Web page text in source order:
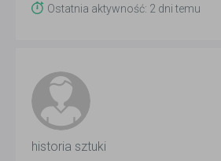
Ostatnia aktywność: 2 dni temu
historia sztuki